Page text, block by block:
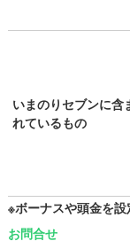
いまのりセブンに含
れているもの
※ボーナスや頭金を
お問合せ